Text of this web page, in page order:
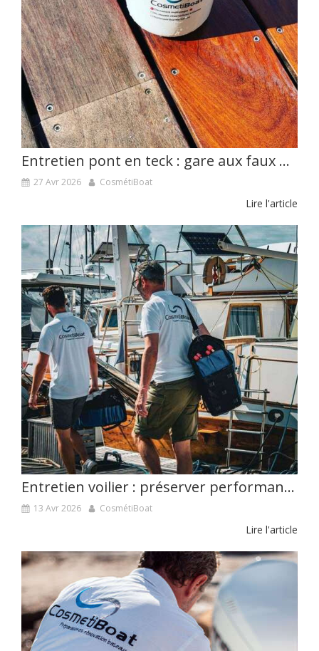
Entretien pont en teck : gare aux faux pas !
27 Avr 2026 CosmétiBoat
Lire l'article
Entretien voilier : préserver performance et sécurité en mer
13 Avr 2026 CosmétiBoat
Lire l'article